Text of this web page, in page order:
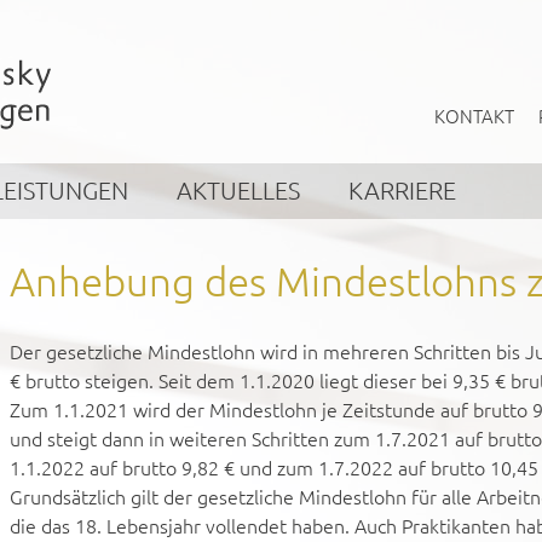
KONTAKT
AKTUELLES KARRIERE
Anhebung des Mindestlohns
Der gesetzliche Mindestlohn wird in mehreren Schritten bis
€ brutto steigen. Seit dem 1.1.2020 liegt dieser bei 9,35 €
Zum 1.1.2021 wird der Mindestlohn je Zeitstunde auf brutto
und steigt dann in weiteren Schritten zum 1.7.2021 auf
1.1.2022 auf brutto 9,82 € und zum 1.7.2022 auf brutto 10,45
Grundsätzlich gilt der gesetzliche Mindestlohn für alle
die das 18. Lebensjahr vollendet haben. Auch Praktikanten